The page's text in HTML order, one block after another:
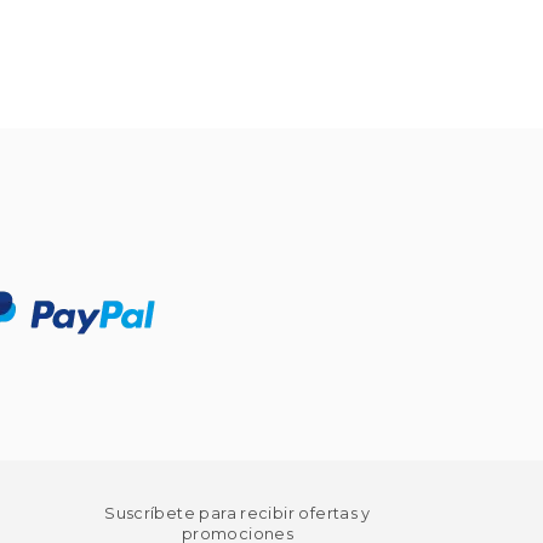
Suscríbete para recibir ofertas y
promociones